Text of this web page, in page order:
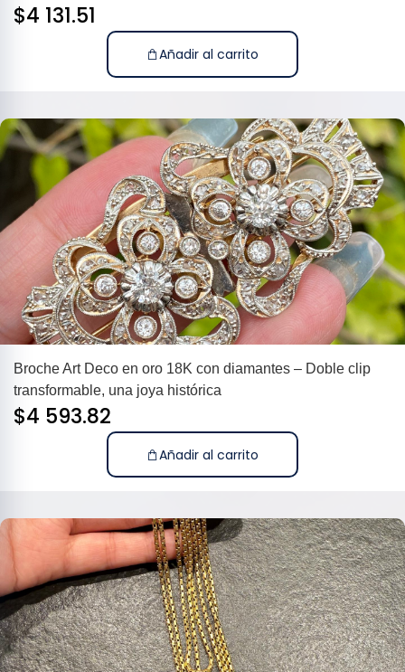
$4 131.51
Añadir al carrito
Broche Art Deco en oro 18K con diamantes – Doble clip
transformable, una joya histórica
$4 593.82
Añadir al carrito